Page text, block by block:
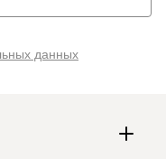
данных